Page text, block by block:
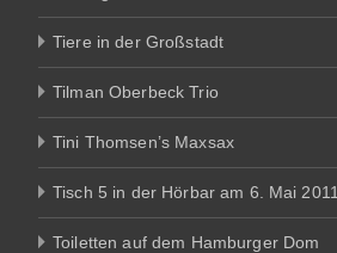
Tiere in der Großstadt
Tilman Oberbeck Trio
Tini Thomsen’s Maxsax
Tisch 5 in der Hörbar am 6. Mai 2011
Toiletten auf dem Hamburger Dom